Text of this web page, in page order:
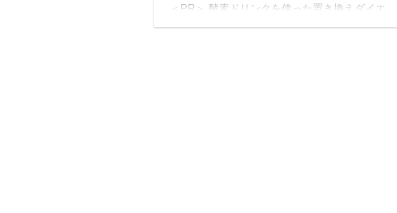
＜PR＞ 酵素ドリンクを使った置き換えダイエ